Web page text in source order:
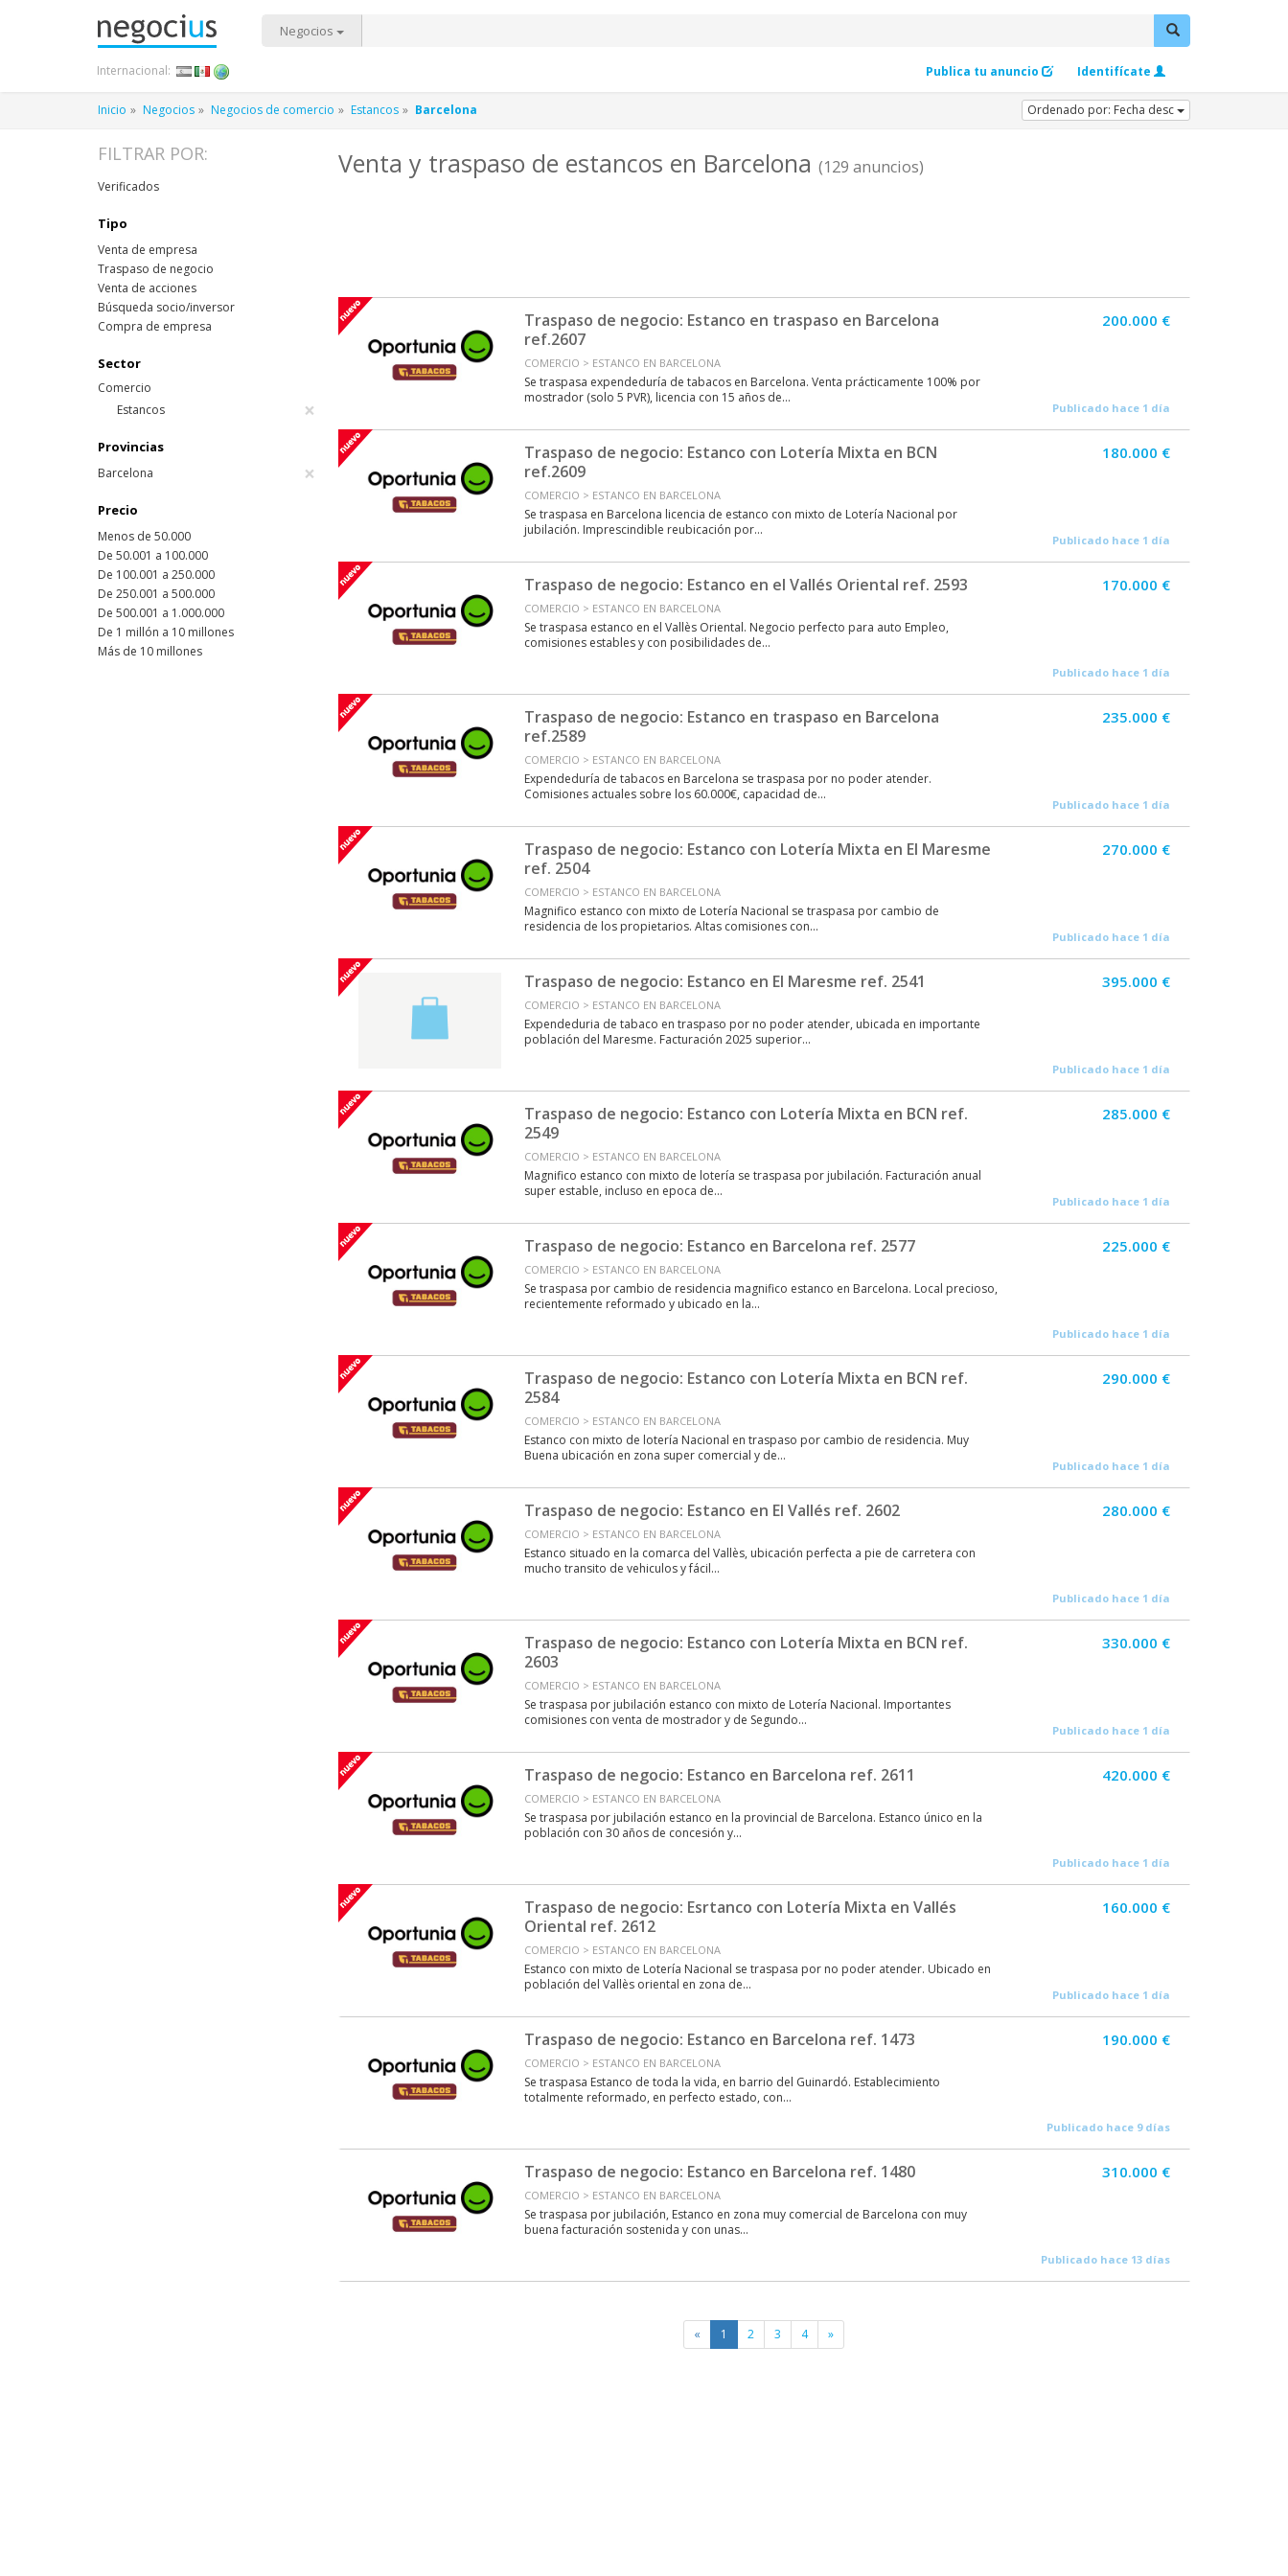
Negocios
Publica tu anuncio Identifícate
Internacional:
Inicio Negocios Negocios de comercio Estancos Barcelona Ordenado por: Fecha desc
Venta y traspaso de estancos en Barcelona (129 anuncios)
Traspaso de negocio: Estanco en traspaso en Barcelona
ref.2607
COMERCIO > ESTANCO EN BARCELONA
Se traspasa expendeduría de tabacos en Barcelona. Venta prácticamente 100% por
mostrador (solo 5 PVR), licencia con 15 años de...
200.000 €
Publicado hace 1 día
Traspaso de negocio: Estanco con Lotería Mixta en BCN
ref.2609
COMERCIO > ESTANCO EN BARCELONA
Se traspasa en Barcelona licencia de estanco con mixto de Lotería Nacional por
jubilación. Imprescindible reubicación por...
180.000 €
Publicado hace 1 día
Traspaso de negocio: Estanco en el Vallés Oriental ref. 2593
COMERCIO > ESTANCO EN BARCELONA
Se traspasa estanco en el Vallès Oriental. Negocio perfecto para auto Empleo,
comisiones estables y con posibilidades de...
170.000 €
Publicado hace 1 día
Traspaso de negocio: Estanco en traspaso en Barcelona
ref.2589
COMERCIO > ESTANCO EN BARCELONA
Expendeduría de tabacos en Barcelona se traspasa por no poder atender.
Comisiones actuales sobre los 60.000€, capacidad de...
235.000 €
Publicado hace 1 día
Traspaso de negocio: Estanco con Lotería Mixta en El Maresme
ref. 2504
COMERCIO > ESTANCO EN BARCELONA
Magnifico estanco con mixto de Lotería Nacional se traspasa por cambio de
residencia de los propietarios. Altas comisiones con...
270.000 €
Publicado hace 1 día
Traspaso de negocio: Estanco en El Maresme ref. 2541
COMERCIO > ESTANCO EN BARCELONA
Expendeduria de tabaco en traspaso por no poder atender, ubicada en importante
población del Maresme. Facturación 2025 superior...
395.000 €
Publicado hace 1 día
Traspaso de negocio: Estanco con Lotería Mixta en BCN ref.
2549
COMERCIO > ESTANCO EN BARCELONA
Magnifico estanco con mixto de lotería se traspasa por jubilación. Facturación anual
super estable, incluso en epoca de...
285.000 €
Publicado hace 1 día
Traspaso de negocio: Estanco en Barcelona ref. 2577
COMERCIO > ESTANCO EN BARCELONA
Se traspasa por cambio de residencia magnifico estanco en Barcelona. Local precioso,
recientemente reformado y ubicado en la...
225.000 €
Publicado hace 1 día
Traspaso de negocio: Estanco con Lotería Mixta en BCN ref.
2584
COMERCIO > ESTANCO EN BARCELONA
Estanco con mixto de lotería Nacional en traspaso por cambio de residencia. Muy
Buena ubicación en zona super comercial y de...
290.000 €
Publicado hace 1 día
Traspaso de negocio: Estanco en El Vallés ref. 2602
COMERCIO > ESTANCO EN BARCELONA
Estanco situado en la comarca del Vallès, ubicación perfecta a pie de carretera con
mucho transito de vehiculos y fácil...
280.000 €
Publicado hace 1 día
Traspaso de negocio: Estanco con Lotería Mixta en BCN ref.
2603
COMERCIO > ESTANCO EN BARCELONA
Se traspasa por jubilación estanco con mixto de Lotería Nacional. Importantes
comisiones con venta de mostrador y de Segundo...
330.000 €
Publicado hace 1 día
Traspaso de negocio: Estanco en Barcelona ref. 2611
COMERCIO > ESTANCO EN BARCELONA
Se traspasa por jubilación estanco en la provincial de Barcelona. Estanco único en la
población con 30 años de concesión y...
420.000 €
Publicado hace 1 día
Traspaso de negocio: Esrtanco con Lotería Mixta en Vallés
Oriental ref. 2612
COMERCIO > ESTANCO EN BARCELONA
Estanco con mixto de Lotería Nacional se traspasa por no poder atender. Ubicado en
población del Vallès oriental en zona de...
160.000 €
Publicado hace 1 día
Traspaso de negocio: Estanco en Barcelona ref. 1473
COMERCIO > ESTANCO EN BARCELONA
Se traspasa Estanco de toda la vida, en barrio del Guinardó. Establecimiento
totalmente reformado, en perfecto estado, con...
190.000 €
Publicado hace 9 días
Traspaso de negocio: Estanco en Barcelona ref. 1480
COMERCIO > ESTANCO EN BARCELONA
Se traspasa por jubilación, Estanco en zona muy comercial de Barcelona con muy
buena facturación sostenida y con unas...
310.000 €
Publicado hace 13 días
« 1 2 3 4 »
FILTRAR POR:
Verificados
Tipo
Venta de empresa
Traspaso de negocio
Venta de acciones
Búsqueda socio/inversor
Compra de empresa
Sector
Comercio
Estancos
×
Provincias
Barcelona ×
Precio
Menos de 50.000
De 50.001 a 100.000
De 100.001 a 250.000
De 250.001 a 500.000
De 500.001 a 1.000.000
De 1 millón a 10 millones
Más de 10 millones